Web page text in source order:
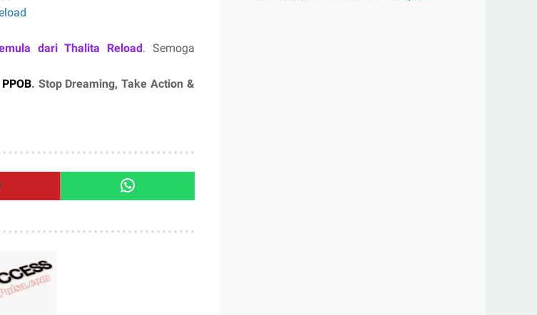
dari Thalita Reload . Semoga
. Stop Dreaming, Take Action &